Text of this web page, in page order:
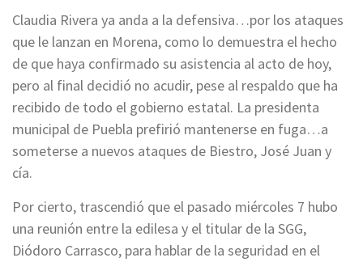
Claudia Rivera ya anda a la defensiva…por los ataques
que le lanzan en Morena, como lo demuestra el hecho
de que haya confirmado su asistencia al acto de hoy,
pero al final decidió no acudir, pese al respaldo que ha
recibido de todo el gobierno estatal. La presidenta
municipal de Puebla prefirió mantenerse en fuga…a
someterse a nuevos ataques de Biestro, José Juan y
cía.
Por cierto, trascendió que el pasado miércoles 7 hubo
una reunión entre la edilesa y el titular de la SGG,
Diódoro Carrasco, para hablar de la seguridad en el